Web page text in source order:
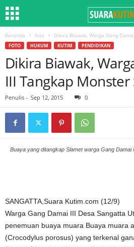
Beranda foto Dikira Biawak, Warga Gang
FOTO HUKUM KUTIM PENDIDIKAN
Dikira Biawak,
III Tangkap Monster
Penulis - Sep 12, 2015 0
Buaya yang ditangkap Slamet warga Gang Damai
SANGATTA,Suara Kutim.com (12/9)
Warga Gang Damai III Desa Sangatta
penemuan buaya muara Buaya muara
(Crocodylus porosus) yang terkenal